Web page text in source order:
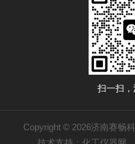
扫一扫
Copyright © 2026济南赛畅